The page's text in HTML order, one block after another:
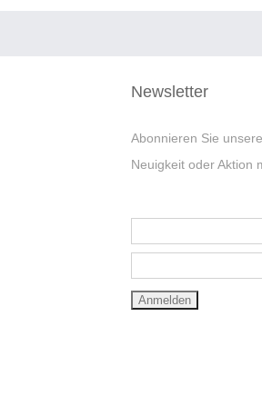
Newsletter
Abonnieren Sie
Neuigkeit oder Aktion